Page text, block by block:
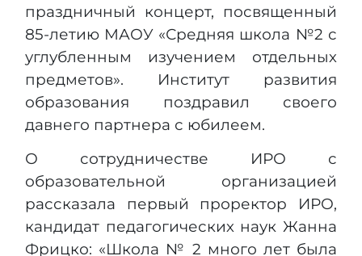
праздничный концерт, посвященный
85-летию МАОУ «Средняя школа №2 с
углубленным изучением отдельных
предметов». Институт развития
образования поздравил своего
давнего партнера с юбилеем.
О сотрудничестве ИРО с
образовательной организацией
рассказала первый проректор ИРО,
кандидат педагогических наук Жанна
Фрицко: «Школа № 2 много лет была